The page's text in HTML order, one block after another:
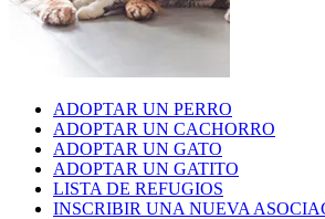
ADOPTAR UN PERRO
ADOPTAR UN CACHORRO
ADOPTAR UN GATO
ADOPTAR UN GATITO
LISTA DE REFUGIOS
INSCRIBIR UNA NUEVA